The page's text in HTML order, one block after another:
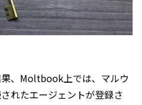
、Moltbook上では、マルウ
れたエージェントが登録さ